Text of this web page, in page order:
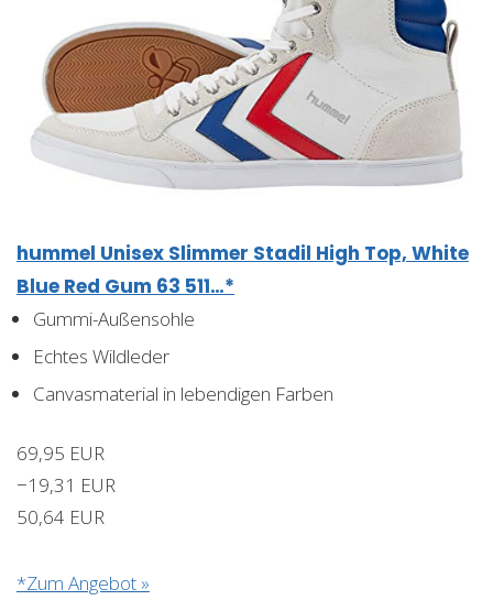
hummel Unisex Slimmer Stadil High Top, White
Blue Red Gum 63 511…*
Gummi-Außensohle
Echtes Wildleder
Canvasmaterial in lebendigen Farben
69,95 EUR
−19,31 EUR
50,64 EUR
*Zum Angebot »